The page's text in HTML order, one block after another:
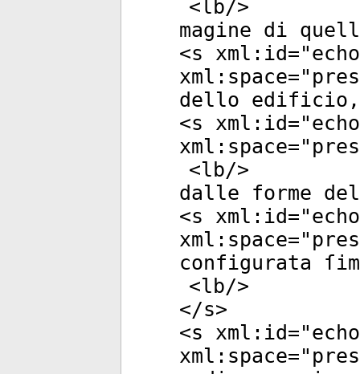
<lb/>
magine di
<s xml:id="
xml:space="
dello edificio,
<s xml:id="
xml:space="
<lb/>
dalle forme
<s xml:id="
xml:space="
configurata
<lb/>
</s>
<s xml:id="
xml:space="